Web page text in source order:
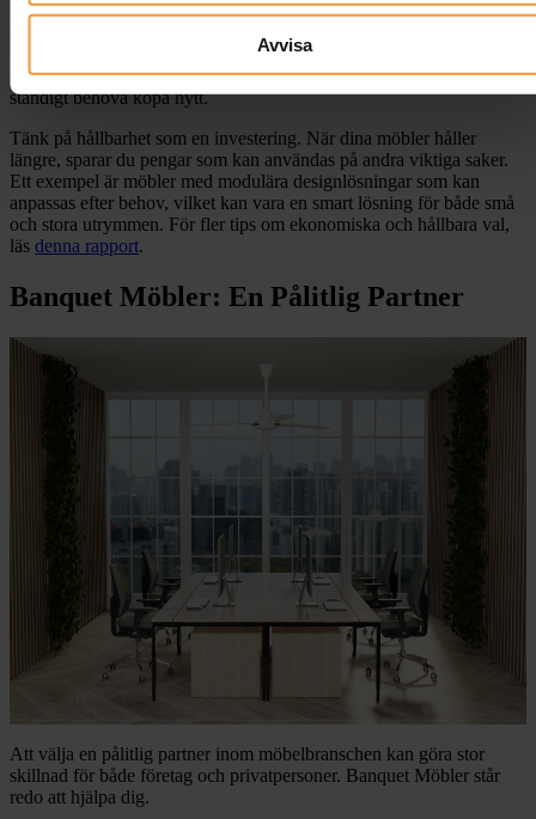
Avvisa
Det kan verka dyrt att investera i kvalitetsmöbler, men långsiktigt är
vilket innebär att du inte behöver ersätta dem lika ofta. På så sätt
minskar du både avfall och de kostnader som kommer med att
ständigt behöva köpa nytt.
Tänk på hållbarhet som en investering. När dina möbler håller
längre, sparar du pengar som kan användas på andra viktiga saker.
Ett exempel är möbler med modulära designlösningar som kan
anpassas efter behov, vilket kan vara en smart lösning för både små
och stora utrymmen. För fler tips om ekonomiska och hållbara val,
läs denna rapport.
Banquet Möbler: En Pålitlig Partner
Att välja en pålitlig partner inom möbelbranschen kan göra stor
skillnad för både företag och privatpersoner. Banquet Möbler står
redo att hjälpa dig.